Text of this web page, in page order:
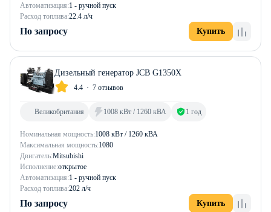
Автоматизация:1 - ручной пуск
Расход топлива:22.4 л/ч
По запросу Купить
Дизельный генератор JCB G1350X
4.4 7 отзывов
Номинальная мощность:1008 кВт / 1260 кВА
Максимальная мощность:1080
Двигатель:Mitsubishi
Исполнение:открытое
Автоматизация:1 - ручной пуск
Расход топлива:202 л/ч
Великобритания 1008 кВт / 1260 кВА 1 год
По запросу Купить